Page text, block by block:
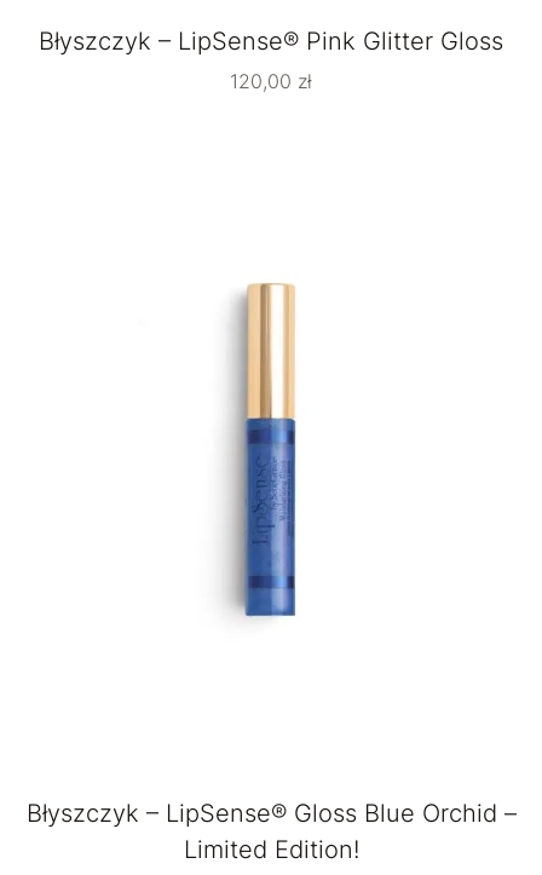
Błyszczyk – LipSense® Pink Glitter Gloss
120,00 zł
Błyszczyk – LipSense® Gloss Blue Orchid –
Limited Edition!